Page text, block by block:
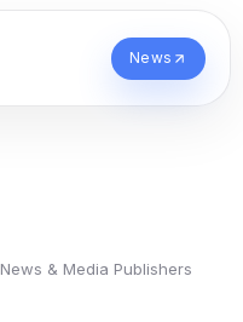
News
News & Media Publishers